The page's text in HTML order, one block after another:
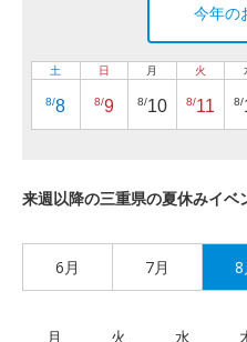
今年の
土
8/8
日
8/9
月
8/10
火
8/11 8/
来週以降の三重県の夏休みイベ
6月 7月 8
月 火 水